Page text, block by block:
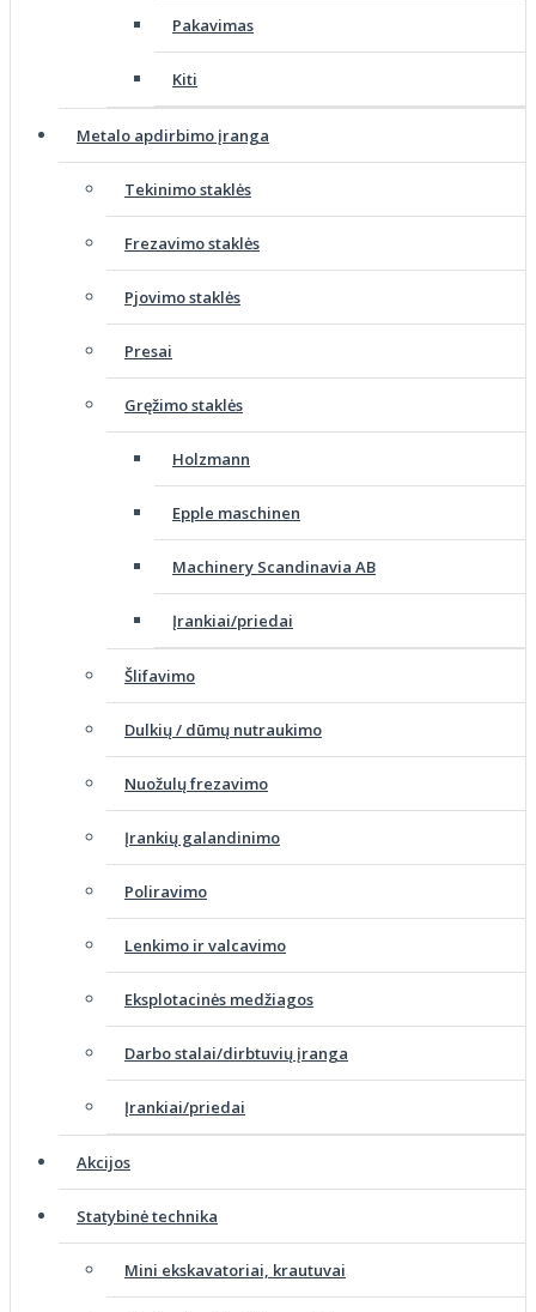
Pakavimas
Kiti
Metalo apdirbimo įranga
Tekinimo staklės
Frezavimo staklės
Pjovimo staklės
Presai
Gręžimo staklės
Holzmann
Epple maschinen
Machinery Scandinavia AB
Įrankiai/priedai
Šlifavimo
Dulkių / dūmų nutraukimo
Nuožulų frezavimo
Įrankių galandinimo
Poliravimo
Lenkimo ir valcavimo
Eksplotacinės medžiagos
Darbo stalai/dirbtuvių įranga
Įrankiai/priedai
Akcijos
Statybinė technika
Mini ekskavatoriai, krautuvai